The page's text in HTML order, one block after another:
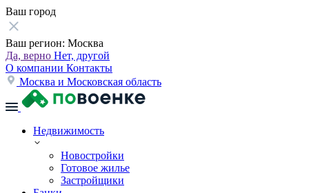
Ваш город
Ваш регион: Москва
Да, верно Нет, другой
О компании Контакты
Москва и Московская область
Недвижимость
Новостройки
Готовое жилье
Застройщики